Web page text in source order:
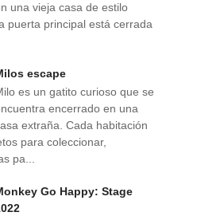
una vieja casa de estilo
puerta principal está cerrada
escape
es un gatito curioso que se
encerrado en una
extraña. Cada habitación
para coleccionar,
pa...
Go Happy: Stage